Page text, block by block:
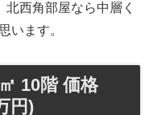
西角部屋なら中層く
います。
10階 価格
円)